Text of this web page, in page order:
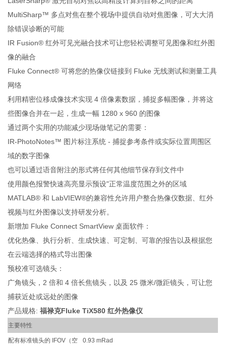
MultiSharp™ 多点对焦在整个视场中提供自动对焦图像，可大大消
除错误诊断的可能
IR Fusion® 红外可见光融合技术可让您轻松调整可见图像和红外图
像的融合
Fluke Connect® 可将您的热像仪链接到 Fluke 无线测试和测量工具
网络
利用精密位移成像技术实现 4 倍像素数据，捕捉多幅图像，并将这
些图像合并在一起，生成一幅 1280 x 960 的图像
通过两个实用的功能减少现场做笔记的需要：
IR-PhotoNotes™ 图片标注系统 - 捕捉参考条件或实际位置周围区
域的数字图像
也可以通过语音附注的形式将任何其他细节保存到文件中
使用颜色报警快速高亮显示预设"正常温度范围之外的区域
MATLAB® 和 LabVIEW®的兼容性允许用户整合热像仪数据、红外
视频与红外图像以支持研发分析。
新增加 Fluke Connect SmartView 桌面软件：
优化热像、执行分析、生成快速、可定制、可靠的报告以及根据您
在云端选择的格式导出图像
预校准可选镜头：
广角镜头，2 倍和 4 倍长焦镜头，以及 25 微米/微距镜头，可让您
捕获近处或远处的图像
产品规格:福禄克Fluke TiX580 红外热像仪
主要特性
配有标准镜头的 IFOV（空
0.93 mRad